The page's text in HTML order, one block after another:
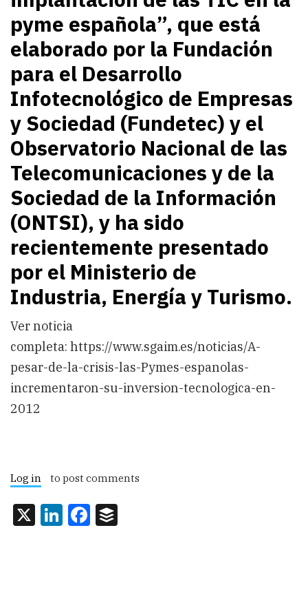
pyme española”, que está
elaborado por la Fundación
para el Desarrollo
Infotecnológico de Empresas
y Sociedad (Fundetec) y el
Observatorio Nacional de las
Telecomunicaciones y de la
Sociedad de la Información
(ONTSI), y ha sido
recientemente presentado
por el Ministerio de
Industria, Energía y Turismo.
Ver noticia
completa: https://www.sgaim.es/noticias/A-
pesar-de-la-crisis-las-Pymes-espanolas-
incrementaron-su-inversion-tecnologica-en-
2012
Log in to post comments
X LinkedIn
Facebook